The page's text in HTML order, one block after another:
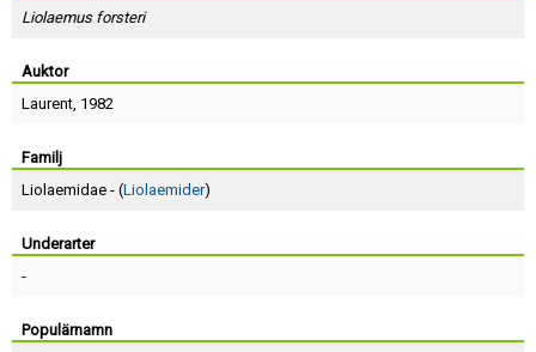
Liolaemus forsteri
Auktor
Laurent, 1982
Familj
Liolaemidae - (Liolaemider)
Underarter
-
Populärnamn
Lösenord:
Terms of Service